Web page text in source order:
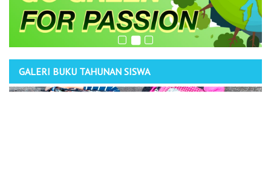
GALERI BUKU TAHUNAN SISWA